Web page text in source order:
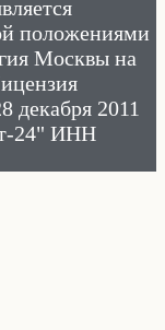
положениями
Москвы на
2011
24" ИНН